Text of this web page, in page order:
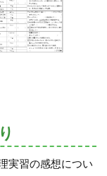
実習の感想につい